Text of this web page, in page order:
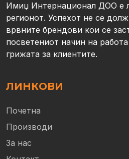
Имиџ Интернационал ДОО е
регионот. Успехот не се
врвните брендови кои се
посветениот начин на
грижата за клиентите.
ЛИНКОВИ
Почетна
Производи
За нас